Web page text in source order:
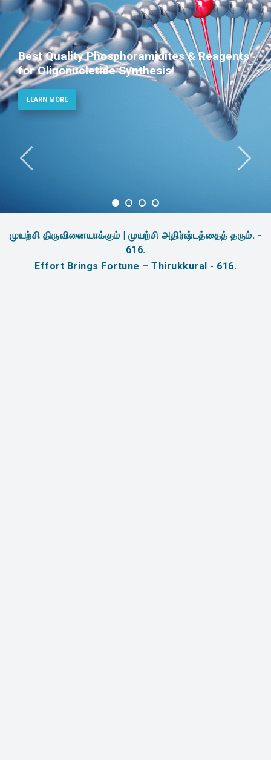
Best Quality Phosphoramidites & Reagents
for Oligonucletide Synthesis
LEARN MORE
முயற்சி திருவினையாக்கும் | முயற்சி அதிர்ஷ்டத்தைத் தரும். -
616.
Effort Brings Fortune – Thirukkural - 616.